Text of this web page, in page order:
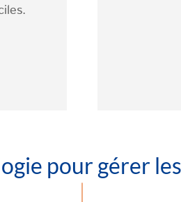
pour gérer